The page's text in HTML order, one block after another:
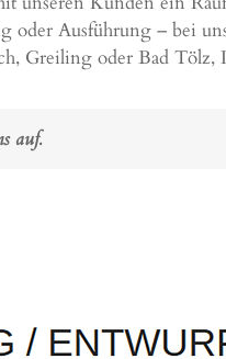
oder Ausführung – bei
, Greiling oder Bad Tölz,
auf.